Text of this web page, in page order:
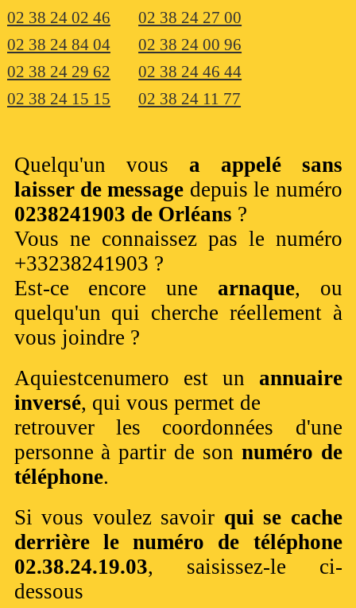
02 38 24 02 46
02 38 24 27 00
02 38 24 84 04
02 38 24 00 96
02 38 24 29 62
02 38 24 46 44
02 38 24 15 15
02 38 24 11 77
Quelqu'un vous a appelé sans
laisser de message depuis le numéro
0238241903 de Orléans ?
Vous ne connaissez pas le numéro
+33238241903 ?
Est-ce encore une arnaque, ou
quelqu'un qui cherche réellement à
vous joindre ?
Aquiestcenumero est un annuaire
inversé, qui vous permet de
retrouver les coordonnées d'une
personne à partir de son numéro de
téléphone.
Si vous voulez savoir qui se cache
derrière le numéro de téléphone
02.38.24.19.03, saisissez-le ci-
dessous